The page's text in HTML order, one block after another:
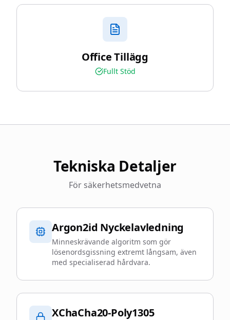
Office Tillägg
Fullt Stöd
Tekniska Detaljer
För säkerhetsmedvetna
Argon2id Nyckelavledning
Minneskrävande algoritm som gör
lösenordsgissning extremt långsam, även
med specialiserad hårdvara.
XChaCha20-Poly1305